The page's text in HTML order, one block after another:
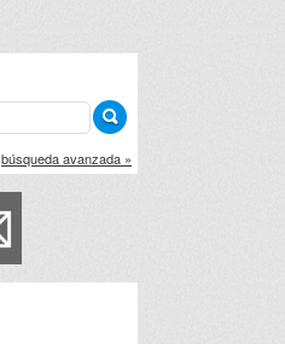
búsqueda avanzada »